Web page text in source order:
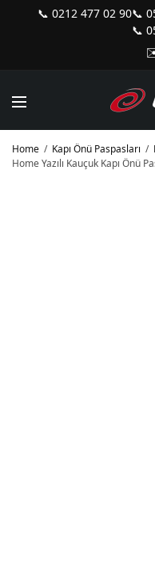
📞 0212 477 02 90📞
📞
Home / Kapı Önü Paspasları /
Home Yazılı Kauçuk Kapı Önü